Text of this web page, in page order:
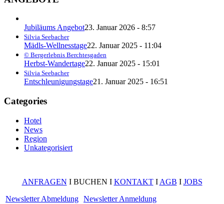
Jubiläums Angebot23. Januar 2026 - 8:57
Silvia Seebacher
Mädls-Wellnesstage22. Januar 2025 - 11:04
© Bergerlebnis Berchtesgaden
Herbst-Wandertage22. Januar 2025 - 15:01
Silvia Seebacher
Entschleunigungstage21. Januar 2025 - 16:51
Categories
Hotel
News
Region
Unkategorisiert
ANFRAGEN I BUCHEN I KONTAKTI AGB I JOBS
Newsletter Abmeldung Newsletter Anmeldung